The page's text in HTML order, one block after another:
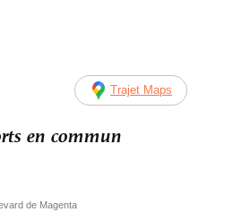
Trajet Maps
en commun
de Magenta